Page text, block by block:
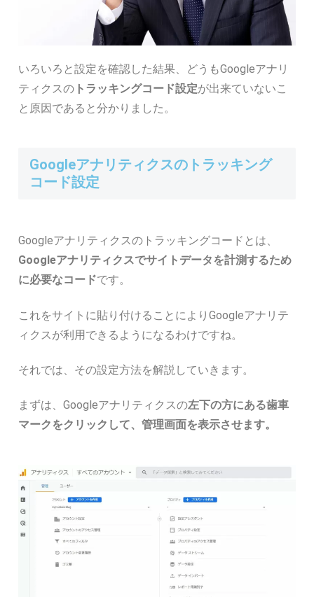
いろいろと設定を確認した結果、どうもGoogleアナリ
ティクスの トラッキングコード設定が出来ていないこ
と原因であると分かりました。
Googleアナリティクスのトラッキング
コード設定
Googleアナリティクスのトラッキングコードとは、
Googleアナリティクスでサイトデータを計測するため
に必要なコードです。
これをサイトに貼り付けることによりGoogleアナリテ
ィクスが利用できるようになるわけですね。
それでは、その設定方法を解説していきます。
まずは、Googleアナリティクスの左下の方にある歯車
マークをクリックして、管理画面を表示させます。